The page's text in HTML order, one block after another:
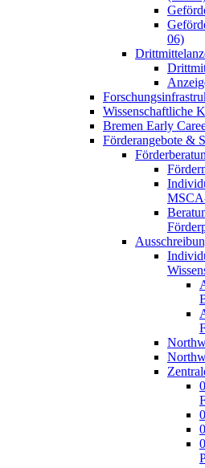
06)
Wissenschaftliche
Bremen Early
Förderangebote &